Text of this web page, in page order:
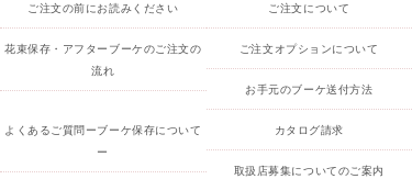
ご注文の前にお読みください ご注文について
花束保存・アフターブーケのご注文の
流れ
ご注文オプションについて
お手元のブーケ送付方法
よくあるご質問ーブーケ保存について
ー
カタログ請求
取扱店募集についてのご案内